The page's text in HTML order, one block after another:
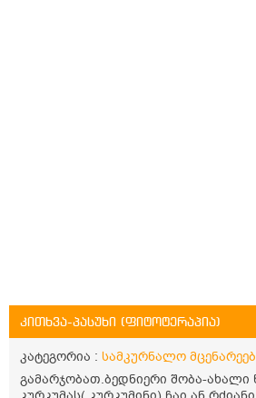
კითხვა-პასუხი (ფიტოტერაპია)
კატეგორია : სამკურნალო
გამარჯობათ.ბედნიერი შობა-ახალი